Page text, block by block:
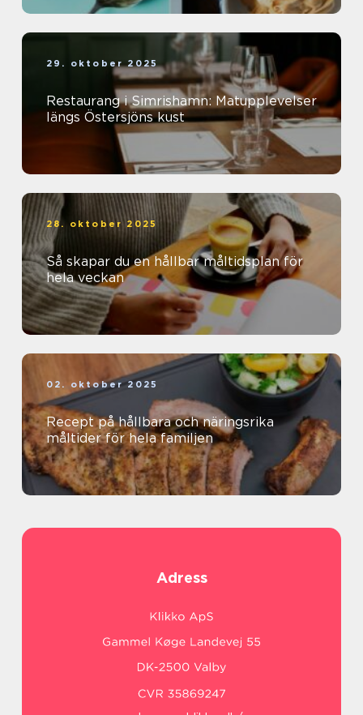
29. oktober 2025
Restaurang i Simrishamn: Matupplevelser
längs Östersjöns kust
28. oktober 2025
Så skapar du en hållbar måltidsplan för
hela veckan
02. oktober 2025
Recept på hållbara och näringsrika
måltider för hela familjen
Adress